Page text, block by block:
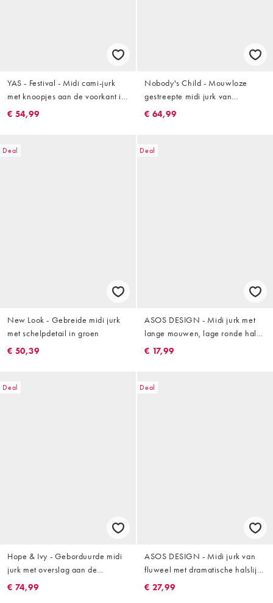
YAS - Festival - Midi cami-jurk
met knoopjes aan de voorkant in
crème met strepen- en
€ 54,99
Nobody's Child - Mouwloze
gestreepte midi jurk van
linnenmix met lage ronde hals
€ 64,99
Deal
New Look - Gebreide midi jurk
met schelpdetail in groen
€ 50,39
Deal
ASOS DESIGN - Midi jurk met
lange mouwen, lage ronde hals
en gerimpelde taille in kaki
€ 17,99
Deal
Hope & Ivy - Geborduurde midi
jurk met overslag aan de
voorkant en doorschijnende
€ 74,99
Deal
ASOS DESIGN - Midi jurk van
fluweel met dramatische halslijn
in groen
€ 27,99